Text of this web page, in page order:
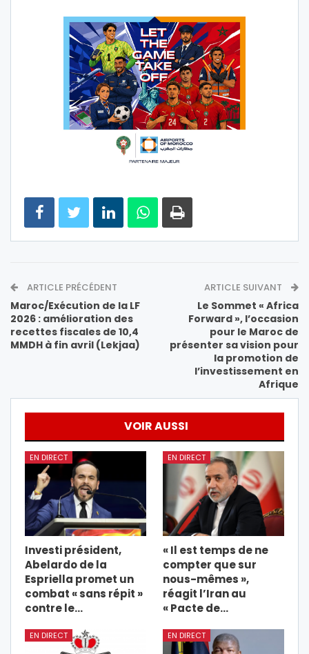
ARTICLE PRÉCÉDENT
Maroc/Exécution de la LF
2026 : amélioration des
recettes fiscales de 10,4
MMDH à fin avril (Lekjaa)
ARTICLE SUIVANT
Le Sommet « Africa
Forward », l’occasion
pour le Maroc de
présenter sa vision pour
la promotion de
l’investissement en
Afrique
VOIR AUSSI
EN DIRECT
Investi président,
Abelardo de la
Espriella promet un
combat « sans répit »
contre le…
EN DIRECT
« Il est temps de ne
compter que sur
nous-mêmes »,
réagit l’Iran au
« Pacte de…
EN DIRECT EN DIRECT